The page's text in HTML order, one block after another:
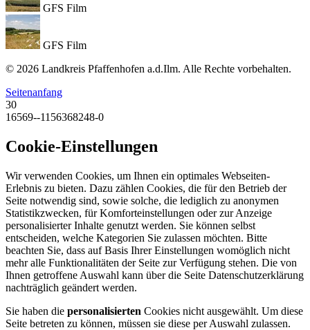
GFS Film
GFS Film
© 2026 Landkreis Pfaffenhofen a.d.Ilm. Alle Rechte vorbehalten.
Seitenanfang
30
16569--1156368248-0
Cookie-Einstellungen
Wir verwenden Cookies, um Ihnen ein optimales Webseiten-
Erlebnis zu bieten. Dazu zählen Cookies, die für den Betrieb der
Seite notwendig sind, sowie solche, die lediglich zu anonymen
Statistikzwecken, für Komforteinstellungen oder zur Anzeige
personalisierter Inhalte genutzt werden. Sie können selbst
entscheiden, welche Kategorien Sie zulassen möchten. Bitte
beachten Sie, dass auf Basis Ihrer Einstellungen womöglich nicht
mehr alle Funktionalitäten der Seite zur Verfügung stehen. Die von
Ihnen getroffene Auswahl kann über die Seite Datenschutzerklärung
nachträglich geändert werden.
Sie haben die personalisierten Cookies nicht ausgewählt. Um diese
Seite betreten zu können, müssen sie diese per Auswahl zulassen.